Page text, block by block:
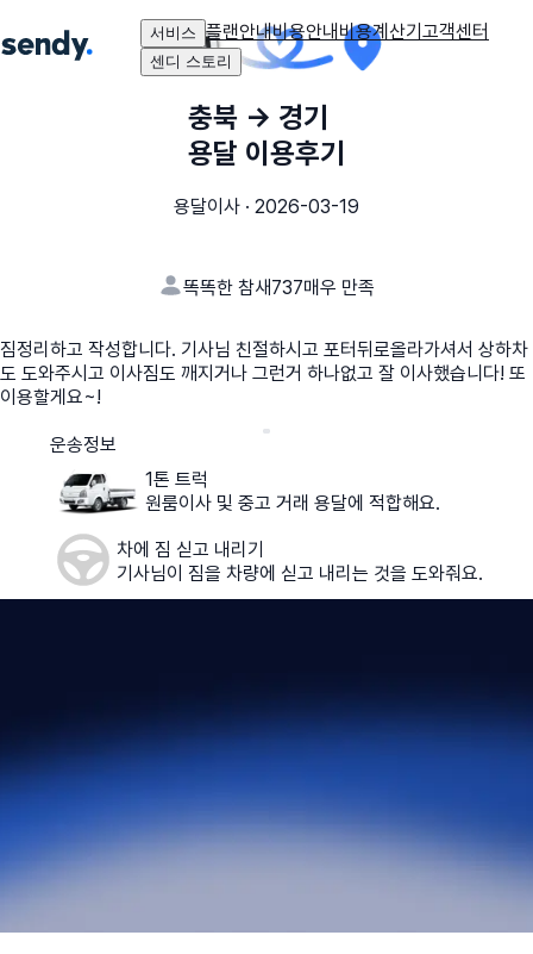
서비스 플랜안내비용안내비용계산기고객센터
센디 스토리
충북 → 경기
용달 이용후기
용달이사 · 2026-03-19
똑똑한 참새737매우 만족
짐정리하고 작성합니다. 기사님 친절하시고 포터뒤로올라가셔서 상하차
도 도와주시고 이사짐도 깨지거나 그런거 하나없고 잘 이사했습니다! 또
이용할게요~!
운송정보
1톤 트럭
원룸이사 및 중고 거래 용달에 적합해요.
차에 짐 싣고 내리기
기사님이 짐을 차량에 싣고 내리는 것을 도와줘요.